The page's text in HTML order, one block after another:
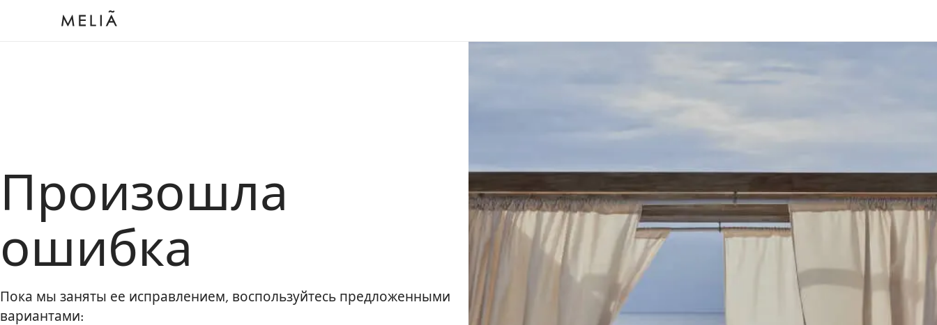
Произошла
ошибка
Пока мы заняты ее исправлением, воспользуйтесь предложенными
вариантами: